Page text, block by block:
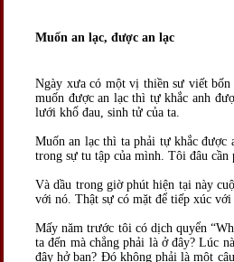
Muốn an lạc, được an lạc
Ngày xưa có một vị thiền sư viết bốn
muốn được an lạc thì tự khắc anh
lưới khổ đau, sinh tử của ta.
Muốn an lạc thì ta phải tự khắc được
trong sự tu tập của mình. Tôi đâu cần
Và dầu trong giờ phút hiện tại này
với nó. Thật sự có mặt để tiếp xúc
Mấy năm trước tôi có dịch quyển
ta đến mà chẳng phải là ở đây? Lúc
đây hở bạn? Đó không phải là một